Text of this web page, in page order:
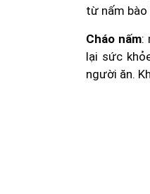
từ nấm
Cháo nấm:
lại sức
người ăn.